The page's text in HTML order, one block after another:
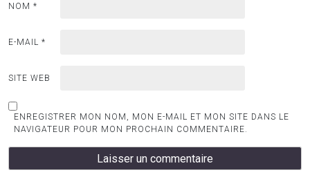
NOM *
E-MAIL *
SITE WEB
ENREGISTRER MON NOM, MON E-MAIL ET MON SITE DANS LE
NAVIGATEUR POUR MON PROCHAIN COMMENTAIRE.